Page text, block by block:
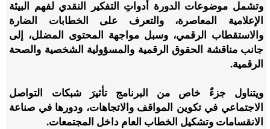
وتشمل موضوعات الدورة أدواتِ التفكير النقدي لفهم البيئة
الإعلامية المعاصرة، والتعرف على الخطابات الضارة
والاستقطاب الرقمي، وسبل مواجهة المحتوى المضلل، إلى
جانب مناقشة الحقوق الرقمية والمسؤولية الشخصية والصحة
الرقمية.
ويتناول جزءٌ خاص من البرنامج تأثيرَ شبكات التواصل
الاجتماعي في تكوين المواقف والاتجاهات، ودورها في صناعة
الانقسامات وتشكيل الخطاب العام داخل المجتمعات.